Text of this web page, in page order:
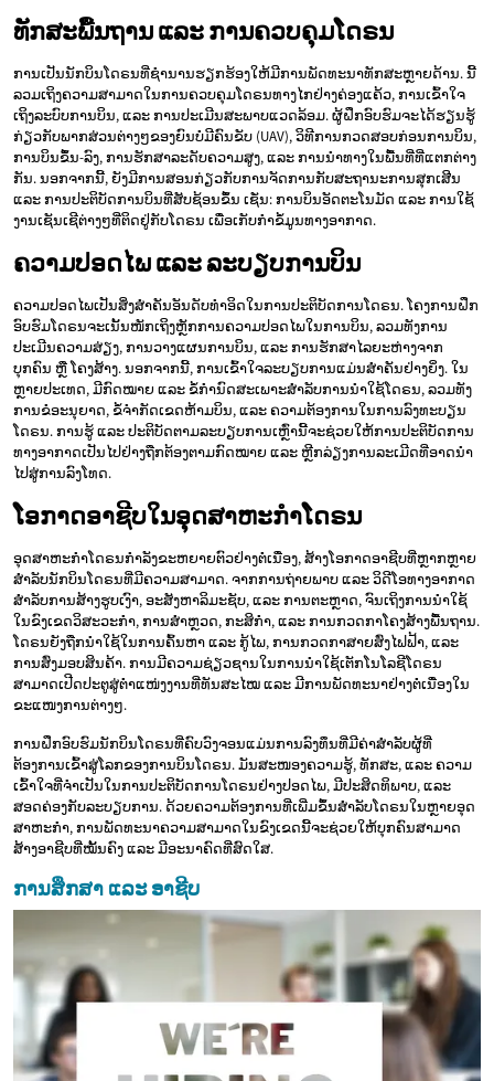
ທັກສະພື້ນຖານ ແລະ ການຄວບຄຸມໂດຣນ
ການເປັນນັກບິນໂດຣນທີ່ຊໍານານຮຽກຮ້ອງໃຫ້ມີການພັດທະນາທັກສະຫຼາຍດ້ານ. ນີ້
ລວມເຖິງຄວາມສາມາດໃນການຄວບຄຸມໂດຣນທາງໄກຢ່າງຄ່ອງແຄ້ວ, ການເຂົ້າໃຈ
ເຖິງລະບົບການບິນ, ແລະ ການປະເມີນສະພາບແວດລ້ອມ. ຜູ້ຝຶກອົບຮົມຈະໄດ້ຮຽນຮູ້
ກ່ຽວກັບພາກສ່ວນຕ່າງໆຂອງຍົນບໍ່ມີຄົນຂັບ (UAV), ວິທີການກວດສອບກ່ອນການບິນ,
ການບິນຂຶ້ນ-ລົງ, ການຮັກສາລະດັບຄວາມສູງ, ແລະ ການນໍາທາງໃນພື້ນທີ່ທີ່ແຕກຕ່າງ
ກັນ. ນອກຈາກນີ້, ຍັງມີການສອນກ່ຽວກັບການຈັດການກັບສະຖານະການສຸກເສີນ
ແລະ ການປະຕິບັດການບິນທີ່ສັບຊ້ອນຂຶ້ນ ເຊັ່ນ: ການບິນອັດຕະໂນມັດ ແລະ ການໃຊ້
ງານເຊັນເຊີຕ່າງໆທີ່ຕິດຢູ່ກັບໂດຣນ ເພື່ອເກັບກຳຂໍ້ມູນທາງອາກາດ.
ຄວາມປອດໄພ ແລະ ລະບຽບການບິນ
ຄວາມປອດໄພເປັນສິ່ງສໍາຄັນອັນດັບທໍາອິດໃນການປະຕິບັດການໂດຣນ. ໂຄງການຝຶກ
ອົບຮົມໂດຣນຈະເນັ້ນໜັກເຖິງຫຼັກການຄວາມປອດໄພໃນການບິນ, ລວມທັງການ
ປະເມີນຄວາມສ່ຽງ, ການວາງແຜນການບິນ, ແລະ ການຮັກສາໄລຍະຫ່າງຈາກ
ບຸກຄົນ ຫຼື ໂຄງສ້າງ. ນອກຈາກນີ້, ການເຂົ້າໃຈລະບຽບການແມ່ນສໍາຄັນຢ່າງຍິ່ງ. ໃນ
ຫຼາຍປະເທດ, ມີກົດໝາຍ ແລະ ຂໍ້ກໍານົດສະເພາະສໍາລັບການນໍາໃຊ້ໂດຣນ, ລວມທັງ
ການຂໍອະນຸຍາດ, ຂໍ້ຈໍາກັດເຂດຫ້າມບິນ, ແລະ ຄວາມຕ້ອງການໃນການລົງທະບຽນ
ໂດຣນ. ການຮູ້ ແລະ ປະຕິບັດຕາມລະບຽບການເຫຼົ່ານີ້ຈະຊ່ວຍໃຫ້ການປະຕິບັດການ
ທາງອາກາດເປັນໄປຢ່າງຖືກຕ້ອງຕາມກົດໝາຍ ແລະ ຫຼີກລ່ຽງການລະເມີດທີ່ອາດນໍາ
ໄປສູ່ການລົງໂທດ.
ໂອກາດອາຊີບໃນອຸດສາຫະກຳໂດຣນ
ອຸດສາຫະກໍາໂດຣນກໍາລັງຂະຫຍາຍຕົວຢ່າງຕໍ່ເນື່ອງ, ສ້າງໂອກາດອາຊີບທີ່ຫຼາກຫຼາຍ
ສໍາລັບນັກບິນໂດຣນທີ່ມີຄວາມສາມາດ. ຈາກການຖ່າຍພາບ ແລະ ວິດີໂອທາງອາກາດ
ສໍາລັບການສ້າງຮູບເງົາ, ອະສັງຫາລິມະຊັບ, ແລະ ການຕະຫຼາດ, ຈົນເຖິງການນໍາໃຊ້
ໃນຂົງເຂດວິສະວະກໍາ, ການສໍາຫຼວດ, ກະສິກໍາ, ແລະ ການກວດກາໂຄງສ້າງພື້ນຖານ.
ໂດຣນຍັງຖືກນໍາໃຊ້ໃນການຄົ້ນຫາ ແລະ ກູ້ໄພ, ການກວດກາສາຍສົ່ງໄຟຟ້າ, ແລະ
ການສົ່ງມອບສິນຄ້າ. ການມີຄວາມຊ່ຽວຊານໃນການນໍາໃຊ້ເຕັກໂນໂລຊີໂດຣນ
ສາມາດເປີດປະຕູສູ່ຕໍາແໜ່ງງານທີ່ທັນສະໄໝ ແລະ ມີການພັດທະນາຢ່າງຕໍ່ເນື່ອງໃນ
ຂະແໜງການຕ່າງໆ.
ການຝຶກອົບຮົມນັກບິນໂດຣນທີ່ຄົບວົງຈອນແມ່ນການລົງທຶນທີ່ມີຄ່າສໍາລັບຜູ້ທີ່
ຕ້ອງການເຂົ້າສູ່ໂລກຂອງການບິນໂດຣນ. ມັນສະໜອງຄວາມຮູ້, ທັກສະ, ແລະ ຄວາມ
ເຂົ້າໃຈທີ່ຈໍາເປັນໃນການປະຕິບັດການໂດຣນຢ່າງປອດໄພ, ມີປະສິດທິພາບ, ແລະ
ສອດຄ່ອງກັບລະບຽບການ. ດ້ວຍຄວາມຕ້ອງການທີ່ເພີ່ມຂຶ້ນສໍາລັບໂດຣນໃນຫຼາຍອຸດ
ສາຫະກໍາ, ການພັດທະນາຄວາມສາມາດໃນຂົງເຂດນີ້ຈະຊ່ວຍໃຫ້ບຸກຄົນສາມາດ
ສ້າງອາຊີບທີ່ໝັ້ນຄົງ ແລະ ມີອະນາຄົດທີ່ສົດໃສ.
ການສຶກສາ ແລະ ອາຊີບ